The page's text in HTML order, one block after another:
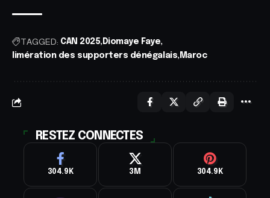
TAGGED: CAN 2025 Diomaye Faye
limération des supporters dénégalais Maroc
RESTEZ CONNECTES
304.9K 3M 304.9K